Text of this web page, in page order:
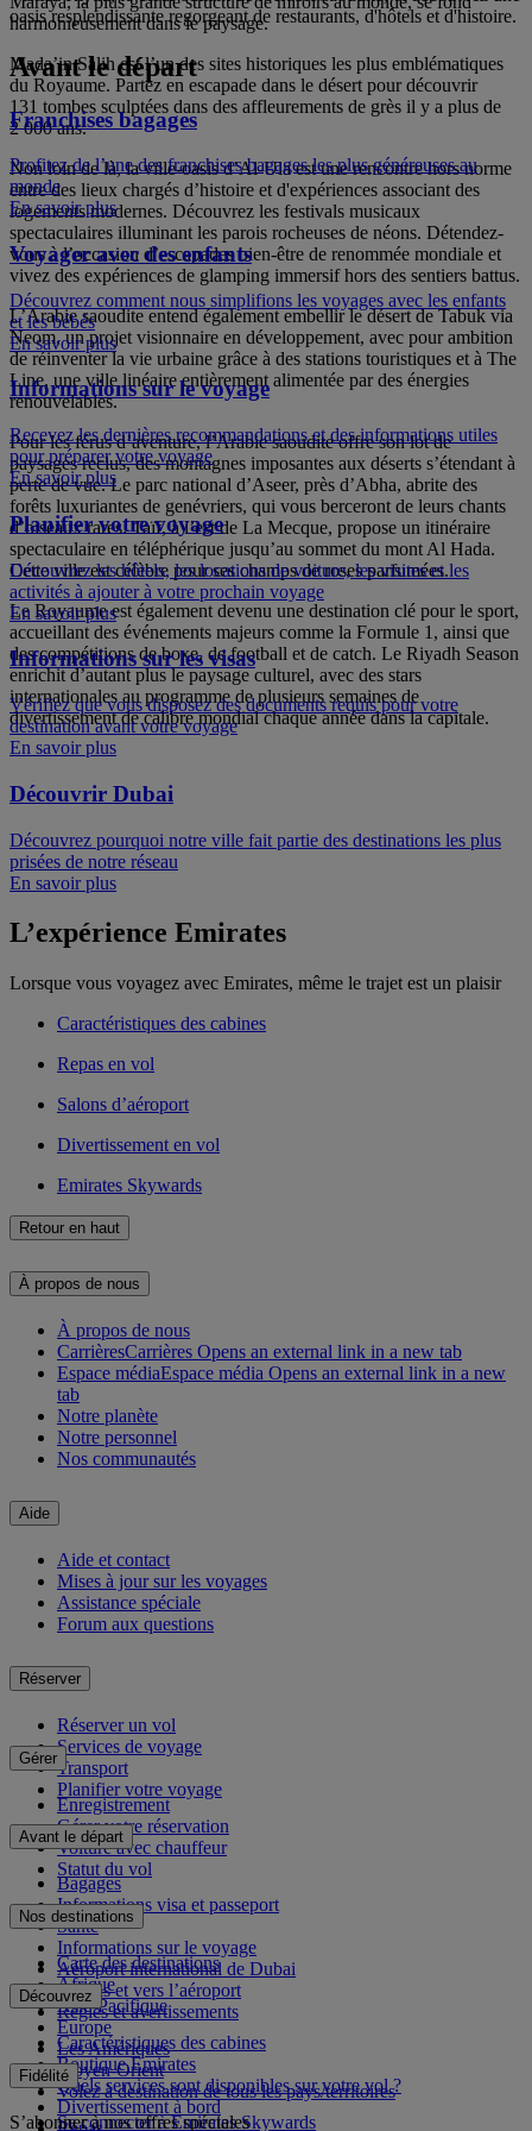
harmonieusement dans le paysage.
Mada’in Salih est l’un des sites historiques les plus emblématiques
du Royaume. Partez en escapade dans le désert pour découvrir
131 tombes sculptées dans des affleurements de grès il y a plus de
2 000 ans.
Non loin de là, la ville-oasis d’Al-Ula est une rencontre hors norme
entre des lieux chargés d’histoire et d'expériences associant des
logements modernes. Découvrez les festivals musicaux
spectaculaires illuminant les parois rocheuses de néons. Détendez-
vous à l’occasion d’escapades bien-être de renommée mondiale et
vivez des expériences de glamping immersif hors des sentiers battus.
L’Arabie saoudite entend également embellir le désert de Tabuk via
Neom, un projet visionnaire en développement, avec pour ambition
de réinventer la vie urbaine grâce à des stations touristiques et à The
Line, une ville linéaire entièrement alimentée par des énergies
renouvelables.
Pour les férus d’aventure, l’Arabie saoudite offre son lot de
paysages reclus, des montagnes imposantes aux déserts s’étendant à
perte de vue. Le parc national d’Aseer, près d’Abha, abrite des
forêts luxuriantes de genévriers, qui vous berceront de leurs chants
d’oiseaux rares. Taïf, à l’est de La Mecque, propose un itinéraire
spectaculaire en téléphérique jusqu’au sommet du mont Al Hada.
Cette ville est célèbre pour ses champs de roses parfumées.
Le Royaume est également devenu une destination clé pour le sport,
accueillant des événements majeurs comme la Formule 1, ainsi que
des compétitions de boxe, de football et de catch. Le Riyadh Season
enrichit d’autant plus le paysage culturel, avec des stars
internationales au programme de plusieurs semaines de
divertissement de calibre mondial chaque année dans la capitale.
oasis resplendissante regorgeant de restaurants, d'hôtels et d'histoire.
Avant le départ
Franchises bagages
Profitez de l’une des franchises bagages les plus généreuses au
monde
En savoir plus
Voyager avec des enfants
Découvrez comment nous simplifions les voyages avec les enfants
et les bébés
En savoir plus
Informations sur le voyage
Recevez les dernières recommandations et des informations utiles
pour préparer votre voyage
En savoir plus
Planifier votre voyage
Découvrez les hôtels, les locations de voiture, les visites et les
activités à ajouter à votre prochain voyage
En savoir plus
Informations sur les visas
Vérifiez que vous disposez des documents requis pour votre
destination avant votre voyage
En savoir plus
Découvrir Dubai
Découvrez pourquoi notre ville fait partie des destinations les plus
prisées de notre réseau
En savoir plus
L’expérience Emirates
Lorsque vous voyagez avec Emirates, même le trajet est un plaisir
Caractéristiques des cabines
Repas en vol
Salons d’aéroport
Divertissement en vol
Emirates Skywards
Retour en haut
À propos de nous
À propos de nous
CarrièresCarrières Opens an external link in a new tab
Espace médiaEspace média Opens an external link in a new
tab
Notre planète
Notre personnel
Nos communautés
Aide
Aide et contact
Mises à jour sur les voyages
Assistance spéciale
Forum aux questions
Réserver
Réserver un vol
Services de voyage
Transport
Planifier votre voyage
Gérer
Enregistrement
Gérer votre réservation
Voiture avec chauffeur
Statut du vol
Avant le départ
Bagages
Informations visa et passeport
Santé
Informations sur le voyage
Aéroport international de Dubai
Depuis et vers l’aéroport
Règles et avertissements
Nos destinations
Carte des destinations
Afrique
Asie-Pacifique
Europe
Les Amériques
Moyen-Orient
Volez à destination de tous les pays/territoires
Découvrez
Caractéristiques des cabines
Boutique Emirates
Quels services sont disponibles sur votre vol ?
Divertissement à bord
Fidélité
Se connecter à Emirates Skywards
S’abonner à nos offres spéciales